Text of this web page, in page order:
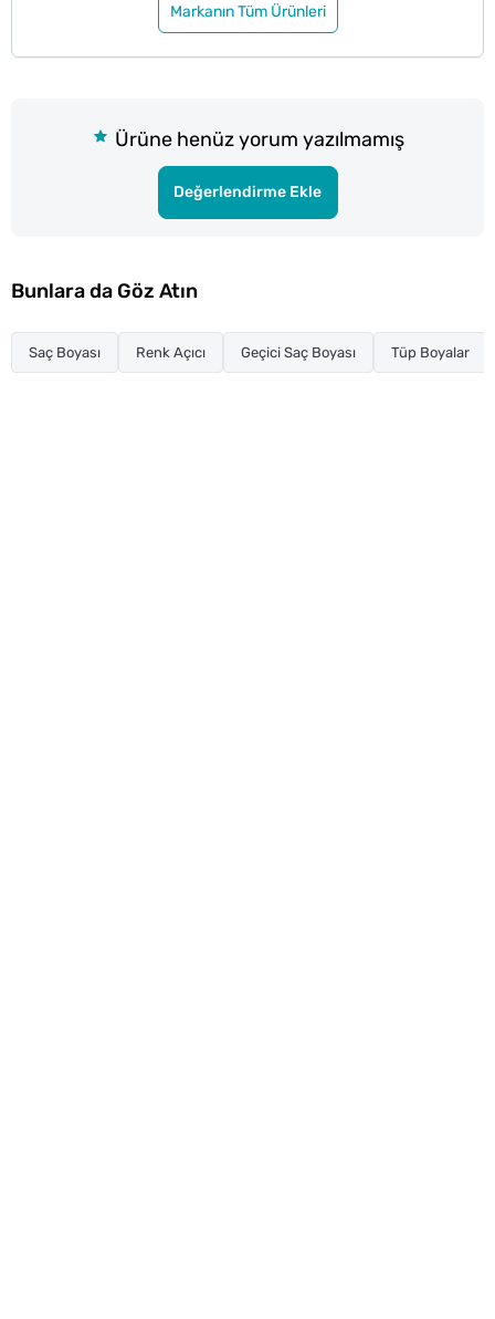
Markanın Tüm Ürünleri
Ürüne henüz yorum yazılmamış
Değerlendirme Ekle
Bunlara da Göz Atın
Saç Boyası Renk Açıcı Geçici Saç Boyası Tüp Boyalar